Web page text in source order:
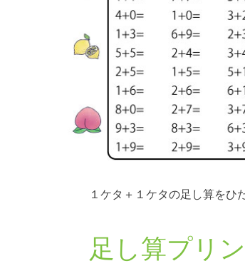
１ケタ＋１ケタの足し算をひ
足し算プリ